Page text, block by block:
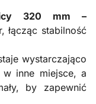
320 mm –
łącząc stabilność
wystarczająco
inne miejsce, a
by zapewnić